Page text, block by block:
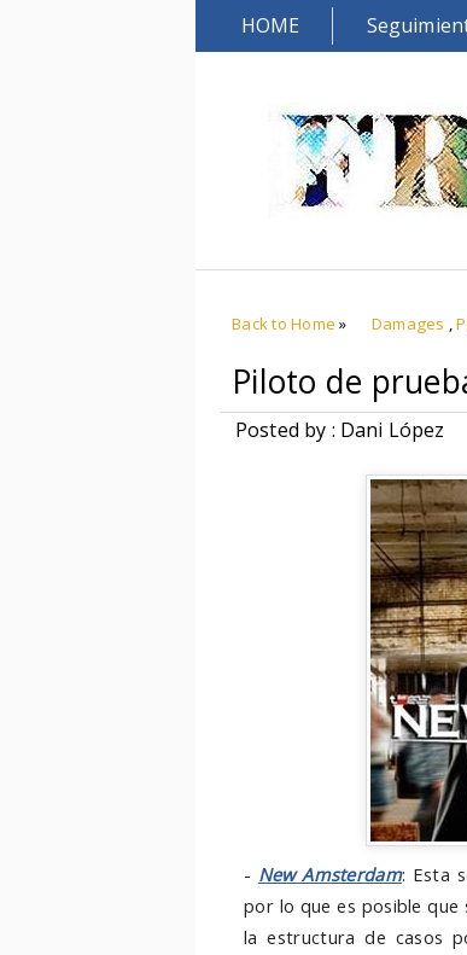
HOME
Back to Home » Damages ,
Piloto de
Posted by : Dani López
- New Amsterdam: Esta
por lo que es posible
la estructura de casos